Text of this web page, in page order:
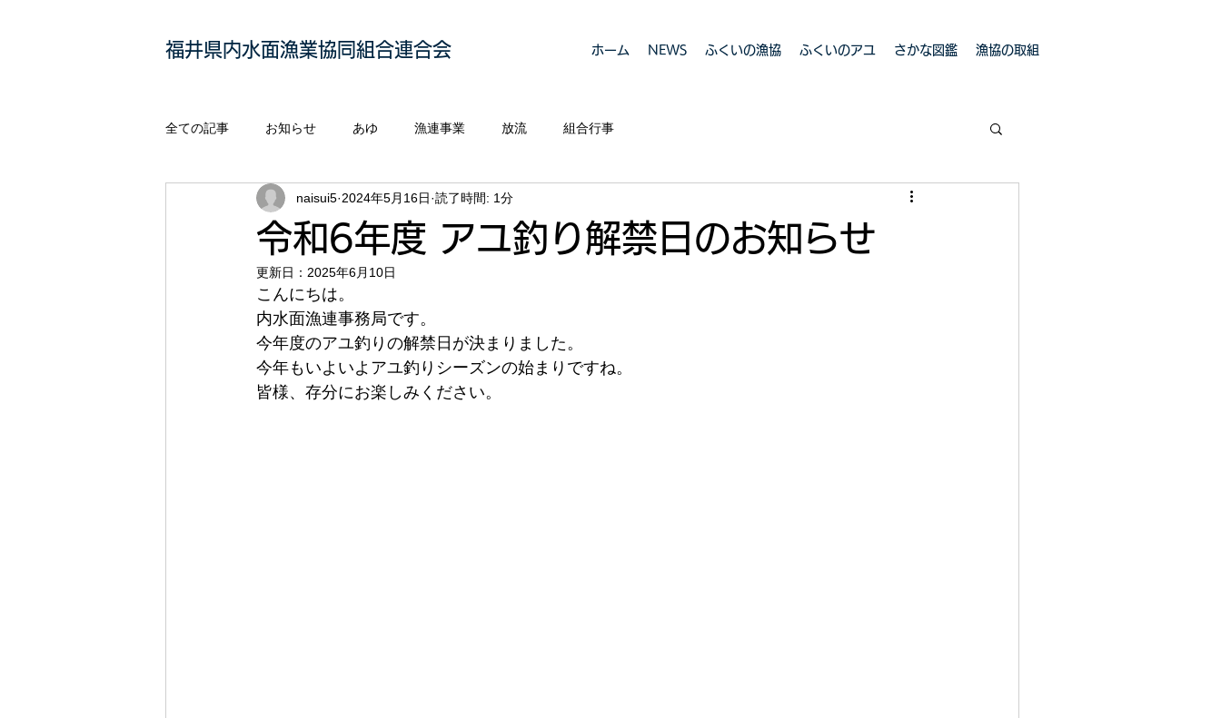
福井県内水面漁業協同組合連合会 ホーム NEWS ふくいの漁協 ふくいのアユ さかな図鑑 漁協の取組
全ての記事 お知らせ あゆ 漁連事業 放流 組合行事
令和6年度 アユ釣り解禁日のお知らせ
naisui5 2024年5月16日 読了時間: 1分
更新日： 2025年6月10日
こんにちは。
内水面漁連事務局です。
今年度のアユ釣りの解禁日が決まりました。
今年もいよいよアユ釣りシーズンの始まりですね。
皆様、存分にお楽しみください。